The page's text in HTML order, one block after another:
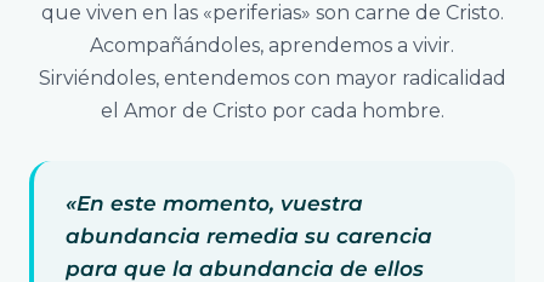
que viven en las «periferias» son carne de Cristo.
Acompañándoles, aprendemos a vivir.
Sirviéndoles, entendemos con mayor radicalidad
el Amor de Cristo por cada hombre.
«En este momento, vuestra
abundancia remedia su carencia
para que la abundancia de ellos